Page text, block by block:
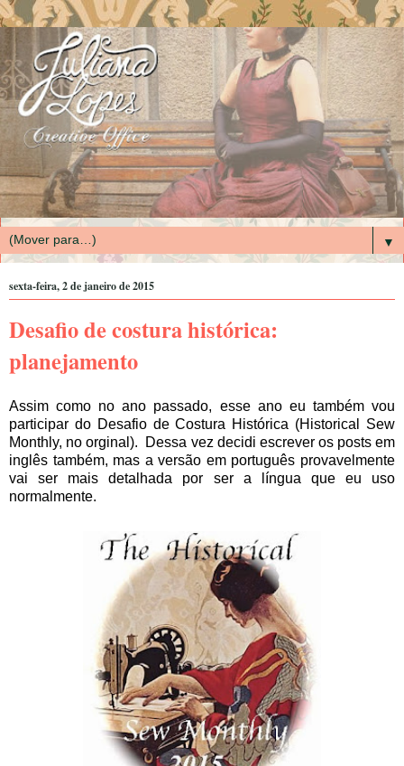
▼
sexta-feira, 2 de janeiro de 2015
Desafio de costura histórica:
planejamento
Assim como no ano passado, esse ano eu também vou
participar do Desafio de Costura Histórica (Historical Sew
Monthly, no orginal). Dessa vez decidi escrever os posts em
inglês também, mas a versão em português provavelmente
vai ser mais detalhada por ser a língua que eu uso
normalmente.